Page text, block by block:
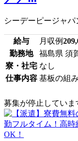
シーデーピージャパ
給与 月収例
勤務地
福島県 須
寮・社宅 なし
仕事内容 基板の組
募集が停止していま